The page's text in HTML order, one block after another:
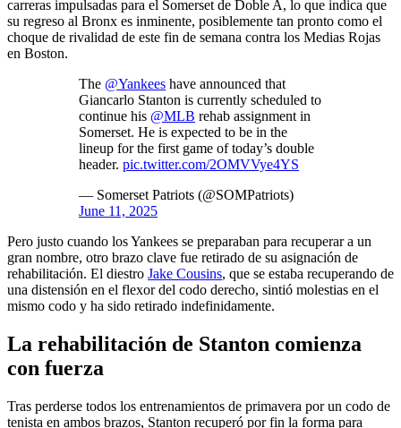
carreras impulsadas para el Somerset de Doble A, lo que indica que
su regreso al Bronx es inminente, posiblemente tan pronto como el
choque de rivalidad de este fin de semana contra los Medias Rojas
en Boston.
The @Yankees have announced that
Giancarlo Stanton is currently scheduled to
continue his @MLB rehab assignment in
Somerset. He is expected to be in the
lineup for the first game of today’s double
header. pic.twitter.com/2OMVVye4YS
— Somerset Patriots (@SOMPatriots)
June 11, 2025
Pero justo cuando los Yankees se preparaban para recuperar a un
gran nombre, otro brazo clave fue retirado de su asignación de
rehabilitación. El diestro Jake Cousins, que se estaba recuperando de
una distensión en el flexor del codo derecho, sintió molestias en el
mismo codo y ha sido retirado indefinidamente.
La rehabilitación de Stanton comienza
con fuerza
Tras perderse todos los entrenamientos de primavera por un codo de
tenista en ambos brazos, Stanton recuperó por fin la forma para